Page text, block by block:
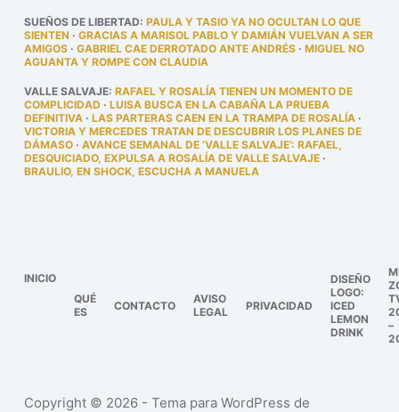
SUEÑOS DE LIBERTAD: PAULA Y TASIO YA NO OCULTAN LO QUE
SIENTEN · GRACIAS A MARISOL PABLO Y DAMIÁN VUELVAN A SER
AMIGOS· GABRIEL CAE DERROTADO ANTE ANDRÉS· MIGUEL NO
AGUANTA Y ROMPE CON CLAUDIA
VALLE SALVAJE: RAFAEL Y ROSALÍA TIENEN UN MOMENTO DE
COMPLICIDAD · LUISA BUSCA EN LA CABAÑA LA PRUEBA
DEFINITIVA· LAS PARTERAS CAEN EN LA TRAMPA DE ROSALÍA·
VICTORIA Y MERCEDES TRATAN DE DESCUBRIR LOS PLANES DE
DÁMASO· AVANCE SEMANAL DE ‘VALLE SALVAJE’: RAFAEL,
DESQUICIADO, EXPULSA A ROSALÍA DE VALLE SALVAJE·
BRAULIO, EN SHOCK, ESCUCHA A MANUELA
INICIO
QUÉ
ES
CONTACTO
AVISO
LEGAL
PRIVACIDAD
DISEÑO
LOGO:
ICED
LEMON
DRINK
–
Copyright © 2026 - Tema para WordPress de